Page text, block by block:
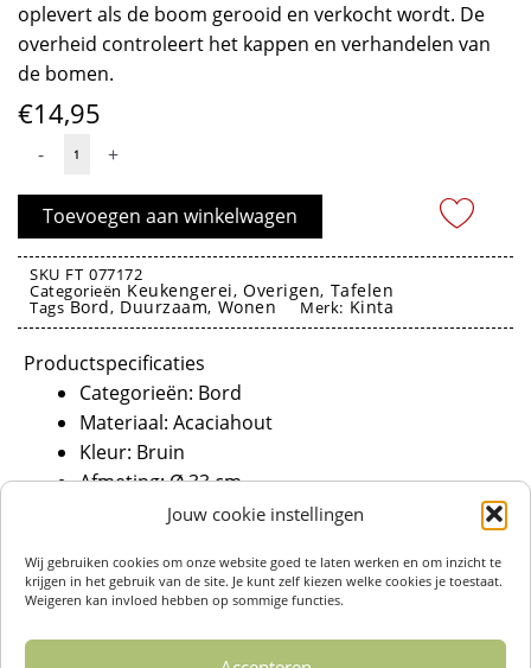
Jouw cookie instellingen
Wij gebruiken cookies om onze website goed te laten werken en om inzicht te
krijgen in het gebruik van de site. Je kunt zelf kiezen welke cookies je toestaat.
Weigeren kan invloed hebben op sommige functies.
oplevert als de boom gerooid en verkocht wordt. De
overheid controleert het kappen en verhandelen van
de bomen.
€14,95
-
Rond
Band
33cm
Kinta
aantal
+
Toevoegen aan winkelwagen
SKU FT 077172
Categorieën Keukengerei,Overigen, Tafelen
Tags Bord, Duurzaam, Wonen Merk: Kinta
Productspecificaties
Categorieën: Bord
Materiaal: Acaciahout
Kleur: Bruin
Afmeting: Ø 33 cm
Mag niet in de vaatwasser of in de oven
van de EU
Fair Trade